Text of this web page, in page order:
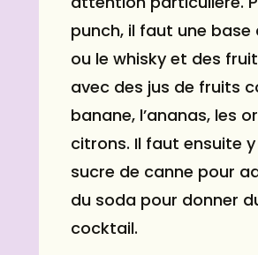
punch, il faut une base
ou le whisky et des
avec des jus de fruits
banane, l’ananas, les
citrons. Il faut ensuite
sucre de canne pour
du soda pour donner
cocktail.